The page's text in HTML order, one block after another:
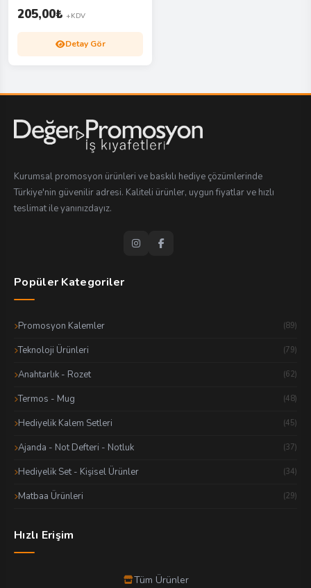
205,00₺ +KDV
Detay Gör
Kurumsal promosyon ürünleri ve baskılı hediye çözümlerinde
Türkiye'nin güvenilir adresi. Kaliteli ürünler, uygun fiyatlar ve hızlı
teslimat ile yanınızdayız.
Popüler Kategoriler
Promosyon Kalemler (89)
Teknoloji Ürünleri (79)
Anahtarlık - Rozet (62)
Termos - Mug (48)
Hediyelik Kalem Setleri (45)
Ajanda - Not Defteri - Notluk (37)
Hediyelik Set - Kişisel Ürünler (34)
Matbaa Ürünleri (29)
Hızlı Erişim
Tüm Ürünler